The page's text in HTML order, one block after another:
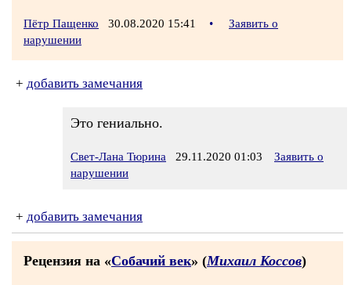
Пётр Пащенко 30.08.2020 15:41 •
Заявить о
нарушении
+ добавить замечания
Это гениально.
Свет-Лана Тюрина 29.11.2020 01:03
Заявить о
нарушении
+ добавить замечания
Рецензия на «Собачий век» (Михаил Коссов)